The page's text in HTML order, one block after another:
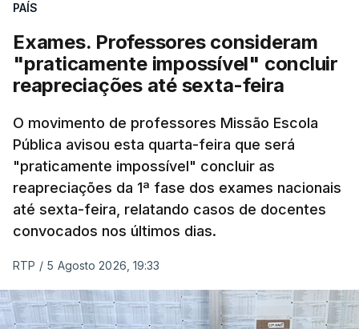
PAÍS
Exames. Professores consideram
"praticamente impossível" concluir
reapreciações até sexta-feira
O movimento de professores Missão Escola
Pública avisou esta quarta-feira que será
"praticamente impossível" concluir as
reapreciações da 1ª fase dos exames nacionais
até sexta-feira, relatando casos de docentes
convocados nos últimos dias.
RTP / 5 Agosto 2026, 19:33